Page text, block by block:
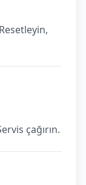
çağırın.